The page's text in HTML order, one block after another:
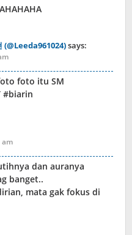
says:
foto itu SM
#biarin
am
dan auranya
banget..
mata gak fokus di